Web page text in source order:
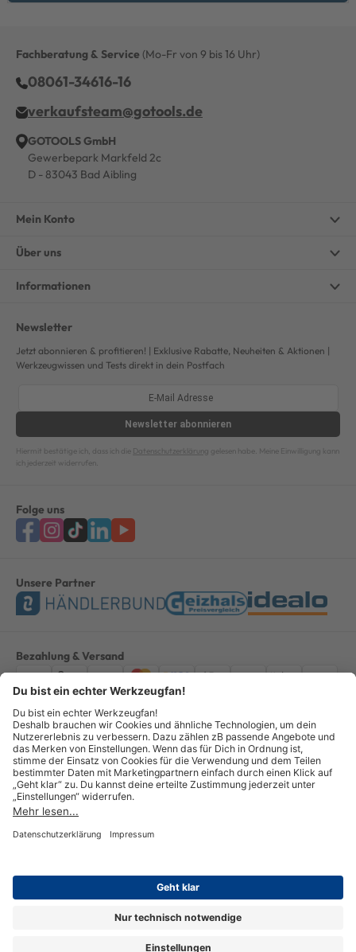
Fachberatung & Service (Mo-Fr von 9 bis 16 Uhr)
08061-34616-16
verkaufsteam@gotools.de
GOTOOLS GmbH
Gewerbepark Markfeld 2c
D - 83043 Bad Aibling
Mein Konto
Über uns
Informationen
Newsletter
Jetzt abonnieren & profitieren! | Exklusive Rabatte, Neuheiten & Aktionen |
Werkzeugwissen und Tests direkt in dein Postfach
Newsletter abonnieren
Hiermit bestätige ich, dass ich die Datenschutzerklärung gelesen habe. Meine Einwilligung kann
ich jederzeit widerrufen.
Folge uns
Unsere Partner
Bezahlung & Versand
ImpressumAGBDatenschutzWiderruf Vertrag widerrufen
Alle Preise verstehen sich inkl. ges. MwSt. *Kostenloser Versand innerhalb
Deutschlands, bei Bestellungen ab 100,00 Euro.
© Copyright 2026 GOTOOLS GmbH - Alle Rechte vorbehalten. powered by
createyourtemplate